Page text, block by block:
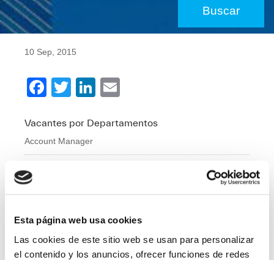
Esta página web usa cookies
Las cookies de este sitio web se usan para personalizar
el contenido y los anuncios, ofrecer funciones de redes
10 Sep, 2015
F
c
e
k
T
tt
er
Li
k
ail
Vacantes por Departamentos
Account Manager
Administración y Finanzas
Calidad
Compras
IT